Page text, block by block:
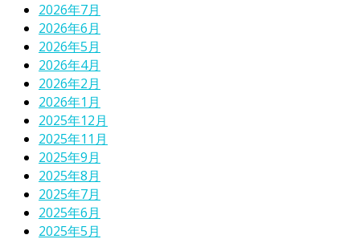
2026年7月
2026年6月
2026年5月
2026年4月
2026年2月
2026年1月
2025年12月
2025年11月
2025年9月
2025年8月
2025年7月
2025年6月
2025年5月